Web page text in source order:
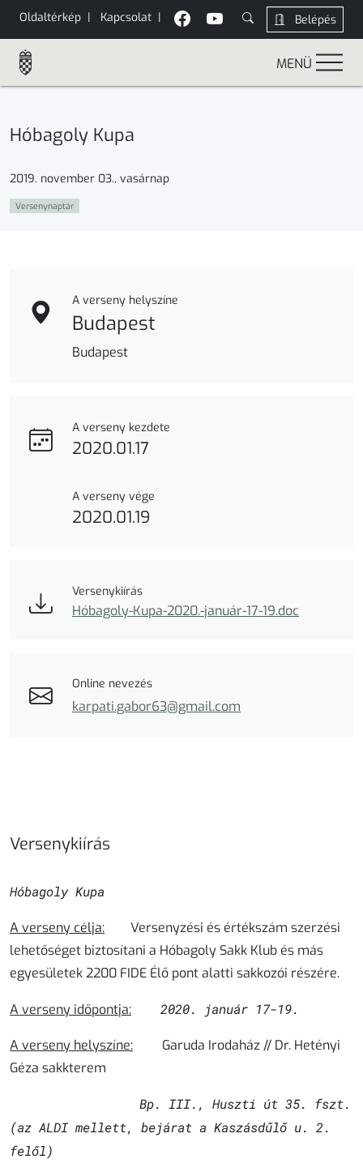
Oldaltérkép | Kapcsolat | Belépés
MENÜ
Hóbagoly Kupa
2019. november 03., vasárnap
Versenynaptár
A verseny helyszíne
Budapest
Budapest
A verseny kezdete
2020.01.17
A verseny vége
2020.01.19
Versenykiírás
Hóbagoly-Kupa-2020.-január-17-19.doc
Online nevezés
karpati.gabor63@gmail.com
Versenykiírás
Hóbagoly Kupa
A verseny célja: Versenyzési és értékszám szerzési
lehetőséget biztosítani a Hóbagoly Sakk Klub és más
egyesületek2200 FIDE Élő pont alatti sakkozói részére.
A verseny időpontja: 2020. január 17-19.
A verseny helyszíne:
Garuda Irodaház // Dr. Hetényi
Géza sakkterem
Bp. III., Huszti út 35. fszt.
(az ALDI mellett, bejárat a Kaszásdűlő u. 2.
felől)